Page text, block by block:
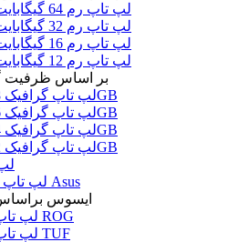
لپ تاپ رم 64 گیگابایت
لپ تاپ رم 32 گیگابایت
لپ تاپ رم 16 گیگابایت
لپ تاپ رم 12 گیگابایت
بر اساس ظرفیت
لپ تاپ گرافیک 8GB
لپ تاپ گرافیک 6GB
لپ تاپ گرافیک 4GB
لپ تاپ گرافیک 2GB
لپ تاپ گیمینگ Asus
ایسوس
لپ تاپ ROG
لپ تاپ TUF